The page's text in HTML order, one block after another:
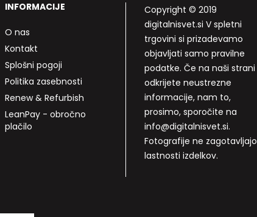
INFORMACIJE
O nas
Kontakt
Splošni pogoji
Politika zasebnosti
Renew & Refurbish
LeanPay - obročno
plačilo
Copyright © 2019
digitalnisvet.si V spletni
trgovini si prizadevamo
objavljati samo pravilne
podatke. Če na naši strani
odkrijete neustrezne
informacije, nam to,
prosimo, sporočite na
info@digitalnisvet.si.
Fotografije ne zagotavljajo
lastnosti izdelkov.